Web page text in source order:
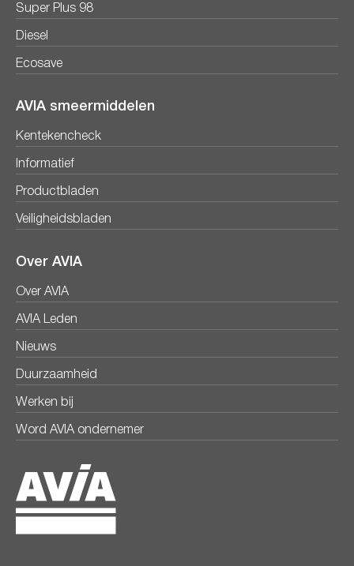
Super Plus 98
Diesel
Ecosave
AVIA smeermiddelen
Kentekencheck
Informatief
Productbladen
Veiligheidsbladen
Over AVIA
Over AVIA
AVIA Leden
Nieuws
Duurzaamheid
Werken bij
Word AVIA ondernemer